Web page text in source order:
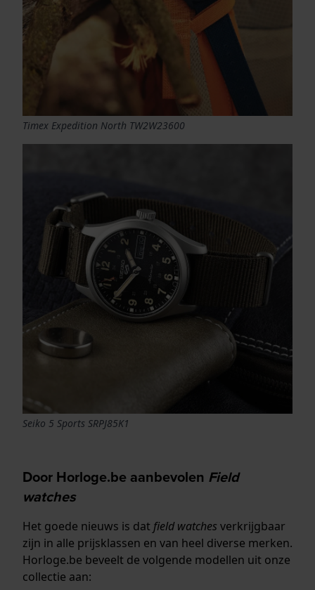
Timex Expedition North TW2W23600
Seiko 5 Sports SRPJ85K1
Door Horloge.be aanbevolen Field
watches
Het goede nieuws is dat field watches verkrijgbaar
zijn in alle prijsklassen en van heel diverse merken.
Horloge.be beveelt de volgende modellen uit onze
collectie aan: